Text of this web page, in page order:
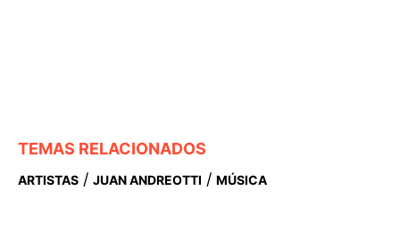
TEMAS RELACIONADOS
ARTISTAS / JUAN ANDREOTTI / MÚSICA